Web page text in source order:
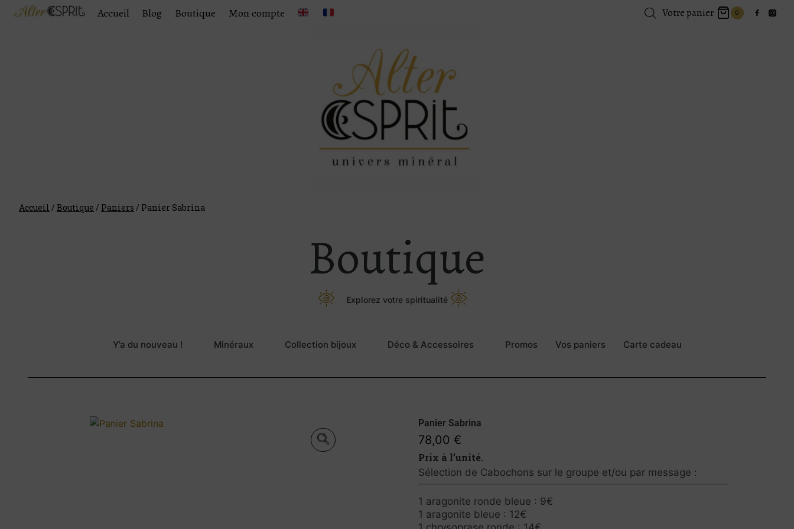
Accueil Blog Boutique Mon compte Votre panier 0
Accueil / Boutique / Paniers / Panier Sabrina
Boutique
Explorez votre spiritualité
Y’a du nouveau ! Minéraux Collection bijoux Déco & Accessoires Promos Vos paniers Carte cadeau
Panier Sabrina
78,00 €
Prix à l’unité.
Sélection de Cabochons sur le groupe et/ou par message :
1 aragonite ronde bleue : 9€
1 aragonite bleue : 12€